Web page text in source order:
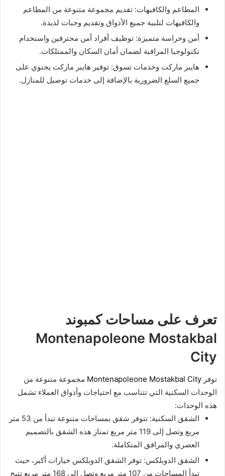
المطاعم والكافيهات: تقديم مجموعة متنوعة من المطاعم
والكافيهات لتلبية جميع الأذواق وتقديم وجبات لذيذة.
أمن وحراسة متميزة: توظيف أفراد أمن محترفين واستخدام
تكنولوجيا المراقبة لضمان أمان السكان والممتلكات.
هايبر ماركت وخدمات تسوق: توفير هايبر ماركت يحتوي على
جميع السلع الضرورية بالإضافة إلى خدمات توصيل للمنازل.
تعرف على مساحات كمبوند
Montenapoleone Mostakbal
City
توفر Montenapoleone Mostakbal City مجموعة متنوعة من
الوحدات السكنية التي تتناسب مع احتياجات وأذواق العملاء تشمل
هذه الوحدات:
الشقق السكنية: تتوفر شقق بمساحات متنوعة تبدأ من 53 متر
مربع وتصل إلى 119 متر مربع تمتاز هذه الشقق بالتصميم
العصري والمرافق المتكاملة.
الشقق الدوبلكس: توفر الشقق الدوبلكس خيارات أكبر، حيث
تبدأ المساحات من 107 متر مربع وتصل إلى 168 متر مربع تتيح